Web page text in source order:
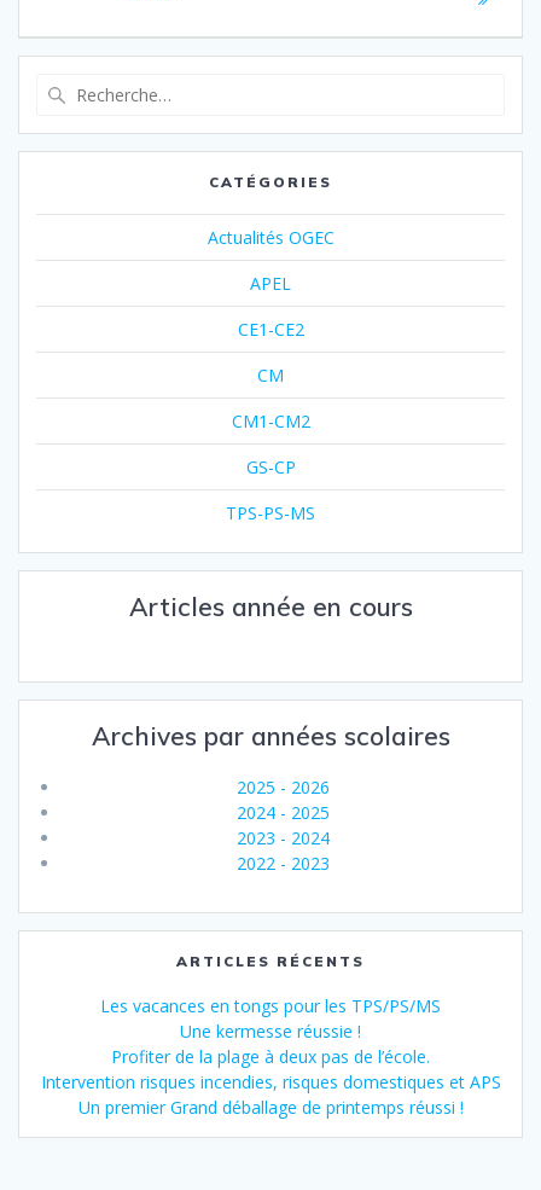
CATÉGORIES
Actualités OGEC
APEL
CE1-CE2
CM
CM1-CM2
GS-CP
TPS-PS-MS
Articles année en cours
Archives par années scolaires
2025 - 2026
2024 - 2025
2023 - 2024
2022 - 2023
ARTICLES RÉCENTS
Les vacances en tongs pour les TPS/PS/MS
Une kermesse réussie !
Profiter de la plage à deux pas de l’école.
Intervention risques incendies, risques domestiques et APS
Un premier Grand déballage de printemps réussi !